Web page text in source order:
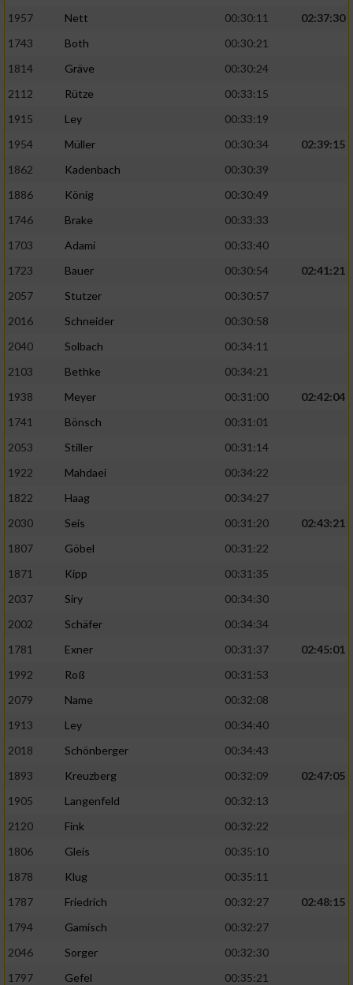
1957
Nett 00:30:11
02:37:30
1743
Both
00:30:21
1814
Gräve
00:30:24
2112
Rütze
00:33:15
1915
Ley
00:33:19
1954
Müller 00:30:34
02:39:15
1862
Kadenbach
00:30:39
1886
König
00:30:49
1746
Brake
00:33:33
1703
Adami
00:33:40
1723
Bauer 00:30:54
02:41:21
2057
Stutzer
00:30:57
2016
Schneider
00:30:58
2040
Solbach
00:34:11
2103
Bethke
00:34:21
1938
Meyer 00:31:00
02:42:04
1741
Bönsch
00:31:01
2053
Stiller
00:31:14
1922
Mahdaei
00:34:22
1822
Haag
00:34:27
2030
Seis 00:31:20
02:43:21
1807
Göbel
00:31:22
1871
Kipp
00:31:35
2037
Siry
00:34:30
2002
Schäfer
00:34:34
1781
Exner 00:31:37
02:45:01
1992
Roß
00:31:53
2079
Name
00:32:08
1913
Ley
00:34:40
2018
Schönberger
00:34:43
1893
Kreuzberg 00:32:09
02:47:05
1905
Langenfeld
00:32:13
2120
Fink
00:32:22
1806
Gleis
00:35:10
1878
Klug
00:35:11
1787
Friedrich 00:32:27
02:48:15
1794
Gamisch
00:32:27
2046
Sorger
00:32:30
1797
Gefel
00:35:21